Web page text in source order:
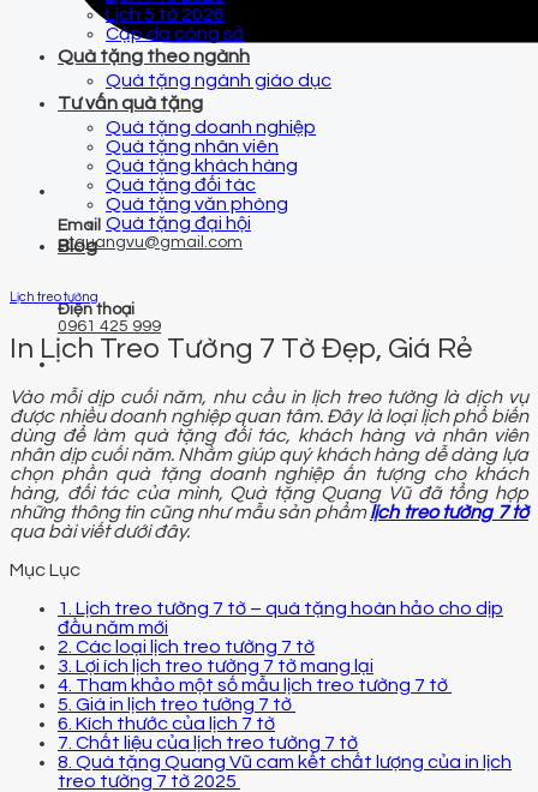
Email
qtquangvu@gmail.com
Điện thoại
0961 425 999
Lịch 5 tờ 2026
Cặp da công sở
Quà tặng theo ngành
Quà tặng ngành giáo dục
Tư vấn quà tặng
Quà tặng doanh nghiệp
Quà tặng nhân viên
Quà tặng khách hàng
Quà tặng đối tác
Quà tặng văn phòng
Quà tặng đại hội
Blog
Lịch treo tường
In Lịch Treo Tường 7 Tờ Đẹp, Giá Rẻ
Vào mỗi dịp cuối năm, nhu cầu in lịch treo tường là dịch vụ
được nhiều doanh nghiệp quan tâm. Đây là loại lịch phổ biến
dùng để làm quà tặng đối tác, khách hàng và nhân viên
nhân dịp cuối năm. Nhằm giúp quý khách hàng dễ dàng lựa
chọn phần quà tặng doanh nghiệp ấn tượng cho khách
hàng, đối tác của mình, Quà tặng Quang Vũ đã tổng hợp
những thông tin cũng như mẫu sản phẩmlịch treo tường 7 tờ
qua bài viết dưới đây.
Mục Lục
1. Lịch treo tường 7 tờ – quà tặng hoàn hảo cho dịp
đầu năm mới
2. Các loại lịch treo tường 7 tờ
3. Lợi ích lịch treo tường 7 tờ mang lại
4. Tham khảo một số mẫu lịch treo tường 7 tờ
5. Giá in lịch treo tường 7 tờ
6. Kích thước của lịch 7 tờ
7. Chất liệu của lịch treo tường 7 tờ
8. Quà tặng Quang Vũ cam kết chất lượng của in lịch
treo tường 7 tờ 2025